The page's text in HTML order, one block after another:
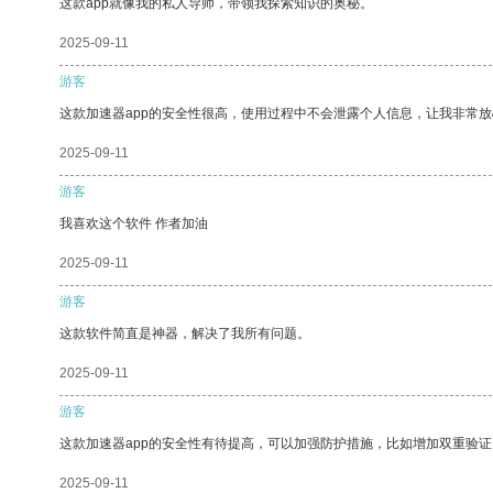
这款app就像我的私人导师，带领我探索知识的奥秘。
2025-09-11
游客
这款加速器app的安全性很高，使用过程中不会泄露个人信息，让我非常
2025-09-11
游客
我喜欢这个软件 作者加油
2025-09-11
游客
这款软件简直是神器，解决了我所有问题。
2025-09-11
游客
这款加速器app的安全性有待提高，可以加强防护措施，比如增加双重验
2025-09-11